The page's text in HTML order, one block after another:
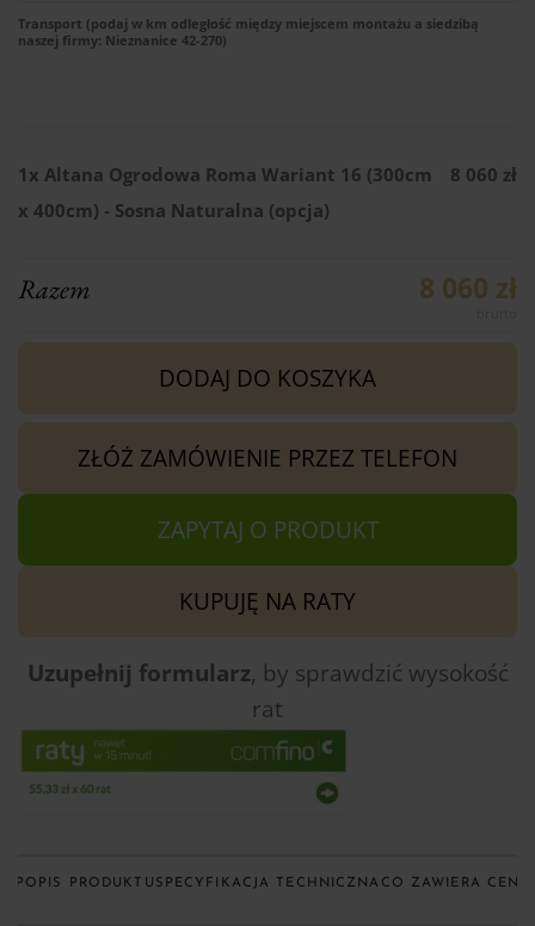
Transport (podaj w km odległość między miejscem montażu a siedzibą
naszej firmy: Nieznanice 42-270)
1x Altana Ogrodowa Roma Wariant 16 (300cm
x 400cm) - Sosna Naturalna (opcja)
8 060 zł
Razem 8 060 zł
DODAJ DO KOSZYKA
ZŁÓŻ ZAMÓWIENIE PRZEZ TELEFON
ZAPYTAJ O PRODUKT
KUPUJĘ NA RATY
Uzupełnij formularz, by sprawdzić wysokość
rat
OPIS PRODUKTU SPECYFIKACJA TECHNICZNA CO ZAWIERA